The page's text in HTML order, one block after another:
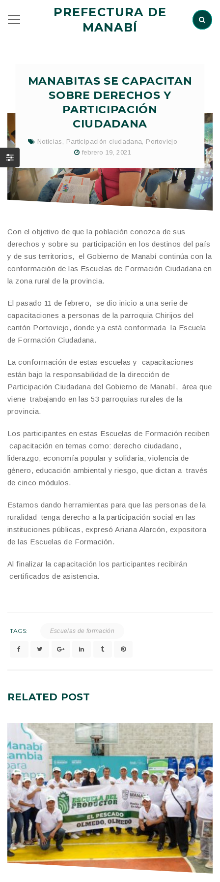
PREFECTURA DE
MANABÍ
MANABITAS SE CAPACITAN
SOBRE DERECHOS Y
PARTICIPACIÓN
CIUDADANA
Noticias Participación ciudadana
Portoviejo
febrero 19, 2021
Con el objetivo de que la población conozca de sus
derechos y sobre su participación en los destinos del país
y de sus territorios, el Gobierno de Manabí continúa con la
conformación de las Escuelas de Formación Ciudadana en
la zona rural de la provincia.
El pasado 11 de febrero, se dio inicio a una serie de
capacitaciones a personas de la parroquia Chirijos del
cantón Portoviejo, donde ya está conformada la Escuela
de Formación Ciudadana.
La conformación de estas escuelas y capacitaciones
están bajo la responsabilidad de la dirección de
Participación Ciudadana del Gobierno de Manabí, área que
viene trabajando en las 53 parroquias rurales de la
provincia.
Los participantes en estas Escuelas de Formación reciben
capacitación en temas como: derecho ciudadano,
liderazgo, economía popular y solidaria, violencia de
género, educación ambiental y riesgo, que dictan a través
de cinco módulos.
Estamos dando herramientas para que las personas de la
ruralidad tenga derecho a la participación social en las
instituciones públicas, expresó Ariana Alarcón, expositora
de las Escuelas de Formación.
Al finalizar la capacitación los participantes recibirán
certificados de asistencia.
TAGS: Escuelas de formación
RELATED POST